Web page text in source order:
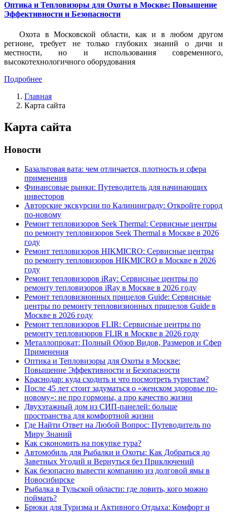
Оптика и Тепловизоры для Охоты в Москве: Повышение
Эффективности и Безопасности
Охота в Московской области, как и в любом другом
регионе, требует не только глубоких знаний о дичи и
местности, но и использования современного,
высокотехнологичного оборудования
Подробнее
Главная
Карта сайта
Карта сайта
Новости
Базальтовая вата: чем отличается, плотность и сфера
применения
Финансовые рынки: Путеводитель для начинающих
инвесторов
Авторские экскурсии по Калининграду: Откройте город
по-новому
Ремонт тепловизоров Seek Thermal: Сервисные центры
по ремонту тепловизоров Seek Thermal в Москве в 2026
году
Ремонт тепловизоров HIKMICRO: Сервисные центры
по ремонту тепловизоров HIKMICRO в Москве в 2026
году
Ремонт тепловизоров iRay: Сервисные центры по
ремонту тепловизоров iRay в Москве в 2026 году
Ремонт тепловизионных прицелов Guide: Сервисные
центры по ремонту тепловизионных прицелов Guide в
Москве в 2026 году
Ремонт тепловизоров FLIR: Сервисные центры по
ремонту тепловизоров FLIR в Москве в 2026 году
Металлопрокат: Полный Обзор Видов, Размеров и Сфер
Применения
Оптика и Тепловизоры для Охоты в Москве:
Повышение Эффективности и Безопасности
Краснодар: куда сходить и что посмотреть туристам?
После 45 лет стоит задуматься о «женском здоровье по-
новому»: не про гормоны, а про качество жизни
Двухэтажный дом из СИП-панелей: больше
пространства для комфортной жизни
Где Найти Ответ на Любой Вопрос: Путеводитель по
Миру Знаний
Как сэкономить на покупке тура?
Автомобиль для Рыбалки и Охоты: Как Добраться до
Заветных Угодий и Вернуться без Приключений
Как безопасно вывести компанию из долговой ямы в
Новосибирске
Рыбалка в Тульской области: где ловить, кого можно
поймать?
Брюки для Туризма и Активного Отдыха: Комфорт и